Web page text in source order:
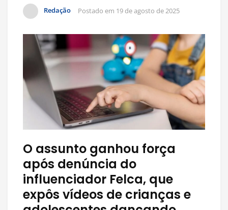
Redação Postado em 19 de agosto de 2025
O assunto ganhou força
após denúncia do
influenciador Felca, que
expôs vídeos de crianças e